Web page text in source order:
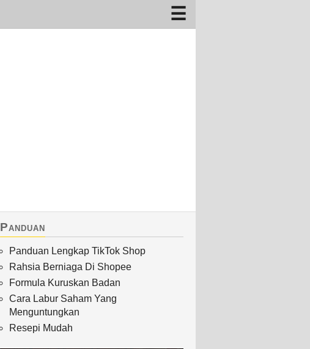
Panduan
Panduan Lengkap TikTok Shop
Rahsia Berniaga Di Shopee
Formula Kuruskan Badan
Cara Labur Saham Yang
Menguntungkan
Resepi Mudah